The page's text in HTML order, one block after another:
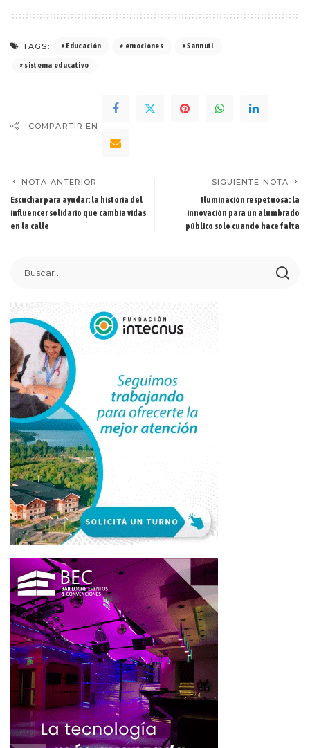
TAGS: Educación emociones Sannuti
sistema educativo
COMPARTIR EN
NOTA ANTERIOR
Escuchar para ayudar: la historia del
influencer solidario que cambia vidas
en la calle
SIGUIENTE NOTA
Iluminación respetuosa: la
innovación para un alumbrado
público solo cuando hace falta